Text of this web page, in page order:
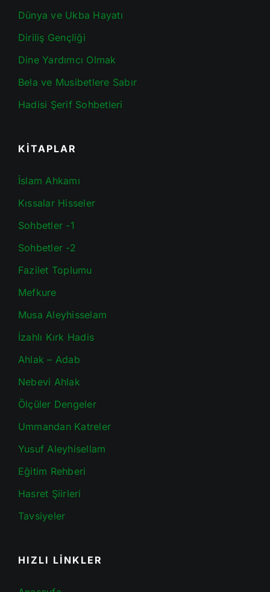
Dünya ve Ukba Hayatı
Diriliş Gençliği
Dine Yardımcı Olmak
Bela ve Musibetlere Sabır
Hadisi Şerif Sohbetleri
KİTAPLAR
İslam Ahkamı
Kıssalar Hisseler
Sohbetler -1
Sohbetler -2
Fazilet Toplumu
Mefkure
Musa Aleyhisselam
İzahlı Kırk Hadis
Ahlak – Adab
Nebevi Ahlak
Ölçüler Dengeler
Ummandan Katreler
Yusuf Aleyhisellam
Eğitim Rehberi
Hasret Şiirleri
Tavsiyeler
HIZLI LİNKLER